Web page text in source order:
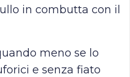
in combutta con il
meno se lo
e senza fiato